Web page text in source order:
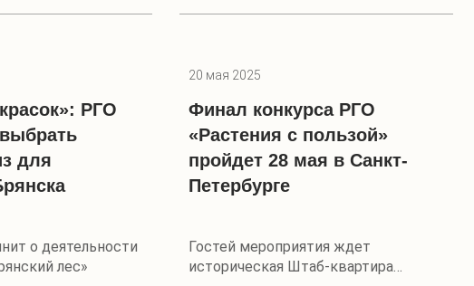
РГО
для
о деятельности
лес»
20 мая 2025
Финал конкурса РГО
«Растения с пользой»
пройдет 28 мая в Санкт-
Петербурге
Гостей мероприятия ждет
историческая Штаб-квартира